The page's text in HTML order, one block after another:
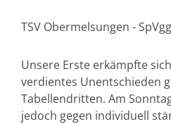
TSV Obermelsungen -
Unsere Erste erkämpfte
verdientes Unentschieden
Tabellendritten. Am
jedoch gegen individuell